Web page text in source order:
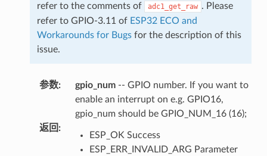
refer to the comments of
adc1_get_raw . Please
refer to GPIO-3.11 of ESP32 ECO and
Workarounds for Bugsfor the description of this
issue.
参数: gpio_num-- GPIO number. If you want to
enable an interrupt on e.g. GPIO16,
gpio_num should be GPIO_NUM_16 (16);
返回 :
ESP_OK Success
ESP_ERR_INVALID_ARG Parameter